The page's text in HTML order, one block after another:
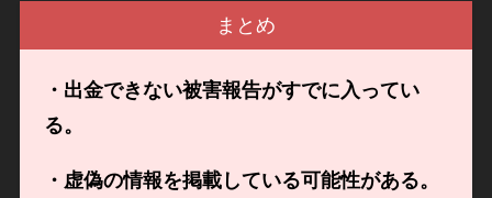
まとめ
・出金できない被害報告がすでに入ってい
る。
・虚偽の情報を掲載している可能性がある。